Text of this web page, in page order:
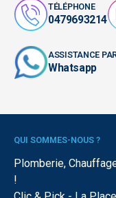
TÉLÉPHONE
0479693214
ASSISTANCE
Whatsapp
QUI SOMMES-NOUS ?
Plomberie,
!